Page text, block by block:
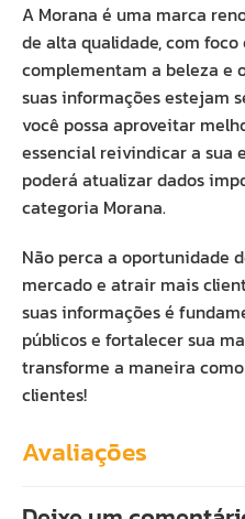
A Morana é uma marca
de alta qualidade, com foco
complementam a beleza e
suas informações estejam
você possa aproveitar
essencial reivindicar a sua
poderá atualizar dados
categoria Morana.
Não perca a oportunidade
mercado e atrair mais
suas informações é
públicos e fortalecer sua
transforme a maneira
clientes!
Avaliações